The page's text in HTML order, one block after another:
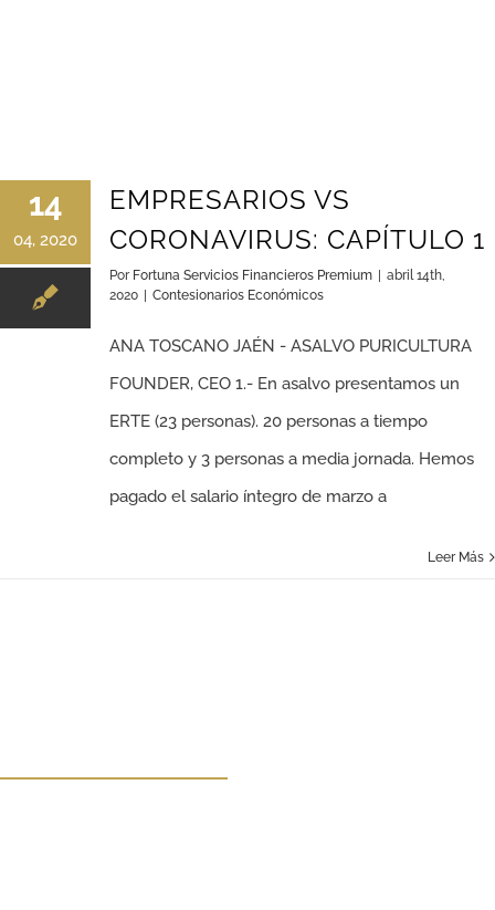
14
04, 2020
EMPRESARIOS VS
CORONAVIRUS: CAPÍTULO 1
Por Fortuna Servicios Financieros Premium
abril 14th,
2020
Contesionarios Económicos
ANA TOSCANO JAÉN - ASALVO PURICULTURA
FOUNDER, CEO 1.- En asalvo presentamos un
ERTE (23 personas). 20 personas a tiempo
completo y 3 personas a media jornada. Hemos
pagado el salario íntegro de marzo a
Leer Más